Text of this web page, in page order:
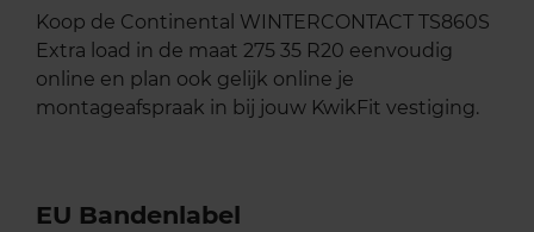
Koop de Continental WINTERCONTACT TS860S
Extra load in de maat 275 35 R20 eenvoudig
online en plan ook gelijk online je
montageafspraak in bij jouw KwikFit vestiging.
EU Bandenlabel